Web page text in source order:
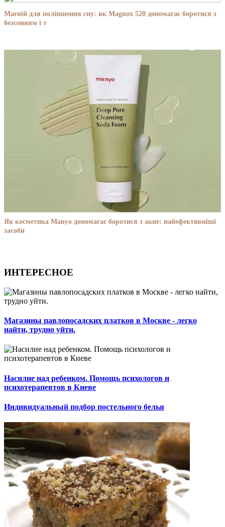
Магній для поліпшення сну: як Magnox 520 допомагає боротися з
безсонням і т
Як косметика Manyo допомагає боротися з акне: найефективніші
засоби
ИНТЕРЕСНОЕ
Магазины павлопосадских платков в Москве - легко
найти, трудно уйти.
Насилие над ребенком. Помощь психологов и
психотерапевтов в Киеве
Индивидуальный подбор постельного белья